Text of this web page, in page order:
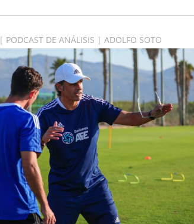
| PODCAST DE ANÁLISIS | ADOLFO SOTO